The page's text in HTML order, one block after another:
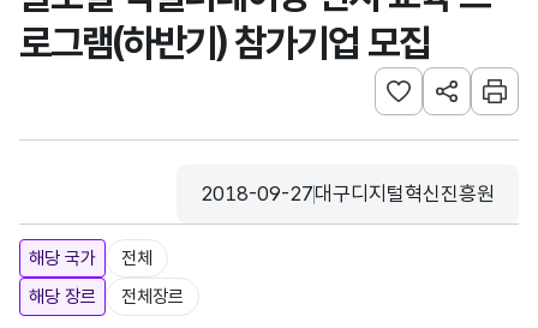
로그램(하반기) 참가기업 모집
관심사 등록하기
URL 공유하
인쇄
등록일
2018-09-27
수집기관
대구디지털혁신진흥원
해당 국가
전체
해당 장르
전체장르